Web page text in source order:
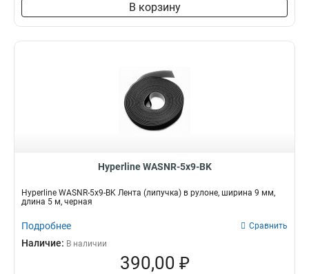
В корзину
Hyperline WASNR-5x9-BK
Hyperline WASNR-5x9-BK Лента (липучка) в рулоне, ширина 9 мм,
длина 5 м, черная
Подробнее Сравнить
Наличие: В наличии
390,00 ₽